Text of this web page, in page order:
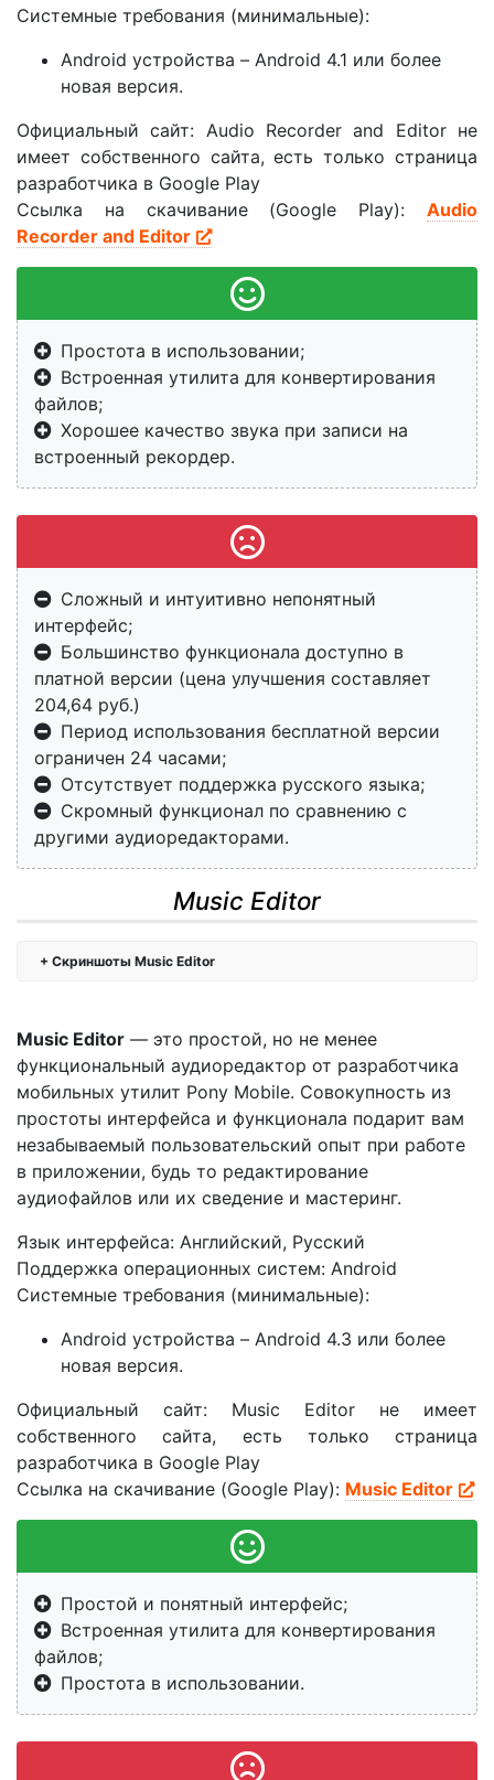
Системные требования (минимальные):
Android устройства – Android 4.1 или более
новая версия.
Официальный сайт: Audio Recorder and Editor не
имеет собственного сайта, есть только страница
разработчика в Google Play
Ссылка на скачивание (Google Play): Audio
Recorder and Editor
Простота в использовании;
Встроенная утилита для конвертирования
файлов;
Хорошее качество звука при записи на
встроенный рекордер.
Сложный и интуитивно непонятный
интерфейс;
Большинство функционала доступно в
платной версии (цена улучшения составляет
204,64 руб.)
Период использования бесплатной версии
ограничен 24 часами;
Отсутствует поддержка русского языка;
Скромный функционал по сравнению с
другими аудиоредакторами.
Music Editor
Скриншоты Music Editor
Music Editor — это простой, но не менее
функциональный аудиоредактор от разработчика
мобильных утилит Pony Mobile. Совокупность из
простоты интерфейса и функционала подарит вам
незабываемый пользовательский опыт при работе
в приложении, будь то редактирование
аудиофайлов или их сведение и мастеринг.
Язык интерфейса: Английский, Русский
Поддержка операционных систем: Android
Системные требования (минимальные):
Android устройства – Android 4.3 или более
новая версия.
Официальный сайт: Music Editor не имеет
собственного сайта, есть только страница
разработчика в Google Play
Ссылка на скачивание (Google Play): Music Editor
Простой и понятный интерфейс;
Встроенная утилита для конвертирования
файлов;
Простота в использовании.